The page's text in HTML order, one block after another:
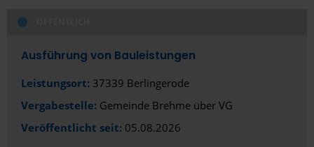
Heiligenhaus
Hennigsdorf
Herford
Ausführung von Bauleistungen
Leistungsort: 37339 Berlingerode
Vergabestelle: Gemeinde Brehme über VG
Veröffentlicht seit: 05.08.2026